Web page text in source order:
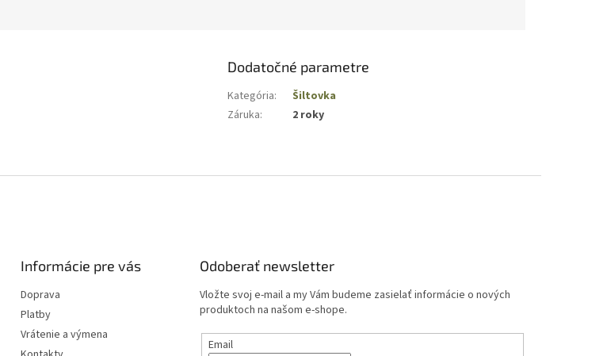
Dodatočné parametre
Kategória:
Šiltovka
Záruka: 2 roky
Informácie pre vás
Doprava
Platby
Vrátenie a výmena
Odoberať newsletter
Vložte svoj e-mail a my Vám budeme zasielať informácie o nových
produktoch na našom e-shope.
Email